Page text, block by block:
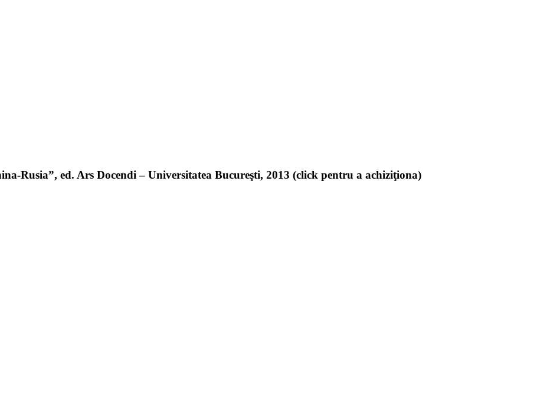
Rusia”, ed. Ars Docendi – Universitatea Bucureşti, 2013 (click pentru a achiziţiona)